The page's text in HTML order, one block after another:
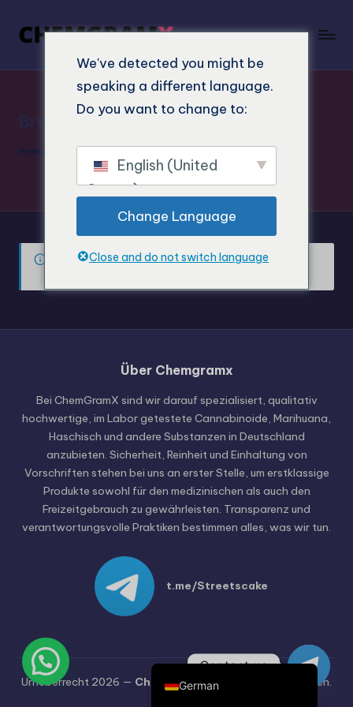
Breaking Bad MDMA kaufen
Home
Es wurden keine Produkte gefunden, die Ihrer
Über Chemgramx
Bei ChemGramX sind wir darauf spezialisiert, qualitativ
hochwertige, im Labor getestete Cannabinoide, Marihuana,
Haschisch und andere Substanzen in Deutschland
anzubieten. Sicherheit, Reinheit und Einhaltung von
Vorschriften stehen bei uns an erster Stelle, um erstklassige
Produkte sowohl für den medizinischen als auch den
Freizeitgebrauch zu gewährleisten. Transparenz und
verantwortungsvolle Praktiken bestimmen alles, was wir tun.
t.me/Streetscake
Urheberrecht 2026 — Chemgramx. Alle Rechte vorbehalten.
We've detected you might be
speaking a different language.
Do you want to change to:
English (United
States)
Change Language
Close and do not switch language
German
French
Italian
German (Austria)
English (Canada)
English (United States)
Czech
Polish
Hungarian
Russian
Contact us